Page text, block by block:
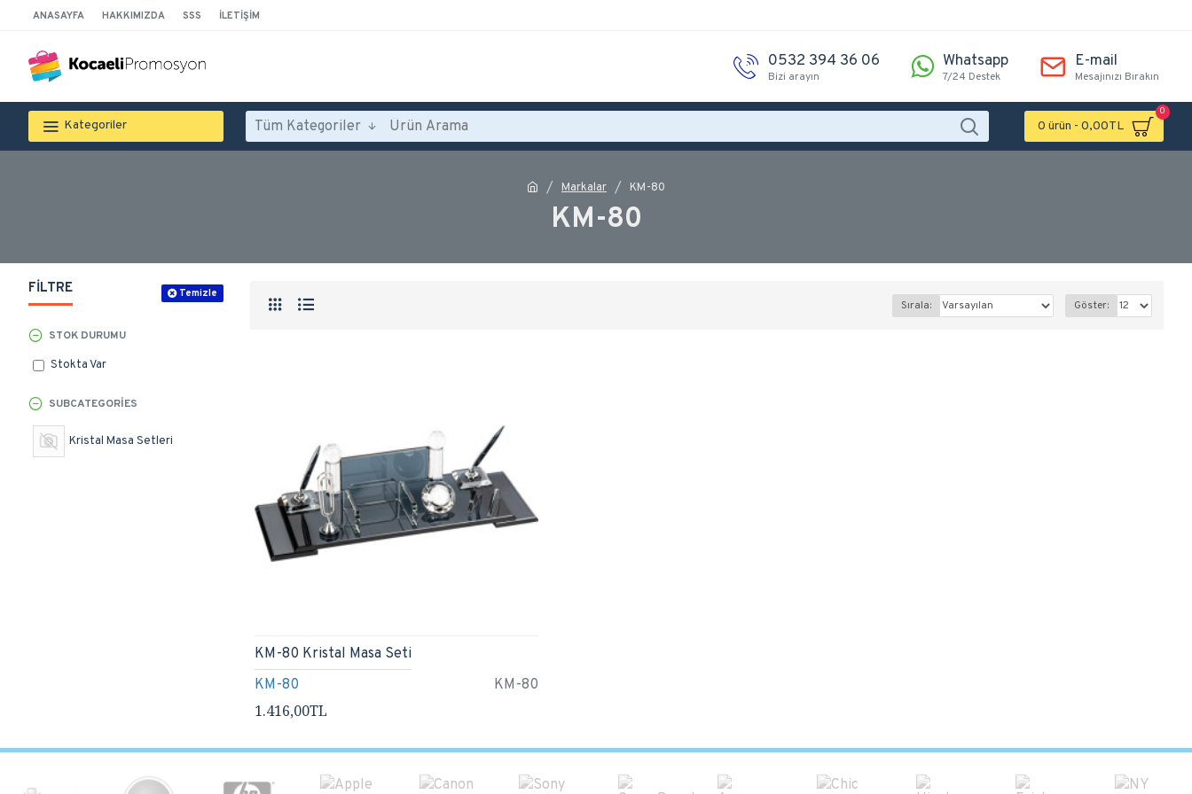
ANASAYFA HAKKIMIZDA SSS İLETIŞIM
0532 394 36 06
Bizi arayın
Whatsapp
7/24 Destek
E-mail
Mesajınızı Bırakın
Kategoriler Tüm Kategoriler 0 ürün - 0,00TL
0
Markalar KM-80
KM-80
FILTRE Temizle
SUBCATEGORIES
Kristal Masa Setleri
STOK DURUMU
Stokta Var
Sırala: Göster:
KM-80 KM-80
KM-80 Kristal Masa Seti
1.416,00TL